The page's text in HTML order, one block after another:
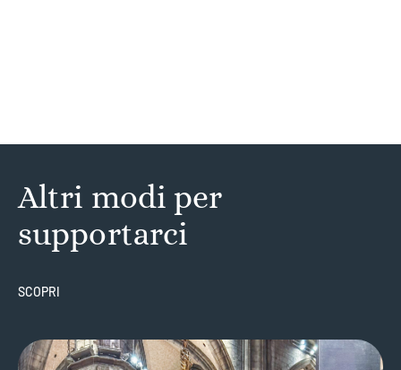
Altri modi per
supportarci
SCOPRI